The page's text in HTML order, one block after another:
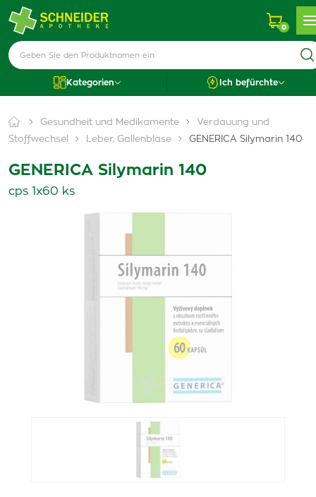
0
Kategorien Ich befürchte
Gesundheit und Medikamente
Verdauung und
Stoffwechsel
Leber, Gallenblase GENERICA Silymarin 140
GENERICA Silymarin 140
cps 1x60 ks